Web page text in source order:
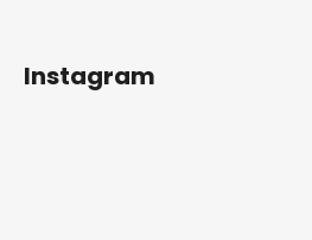
Instagram